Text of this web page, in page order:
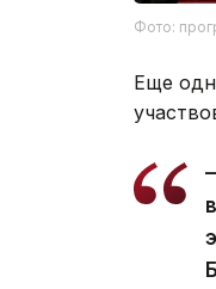
Фото:
Еще